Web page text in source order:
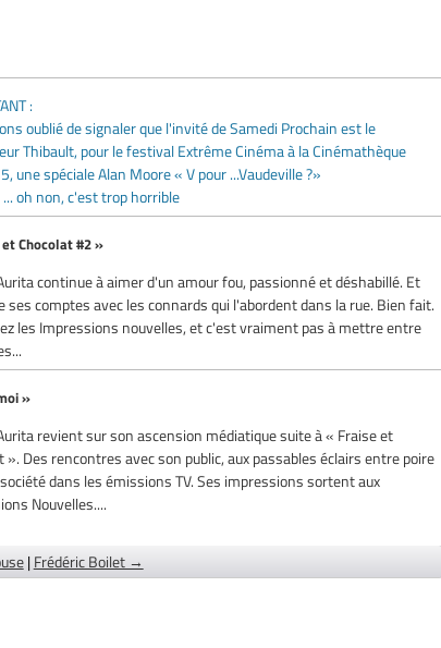
:
oublié de signaler que l'invité de Samedi Prochain est le
Thibault, pour le festival Extrême Cinéma à la Cinémathèque
une spéciale Alan Moore « V pour ...Vaudeville ?»
oh non, c'est trop horrible
Chocolat #2 »
continue à aimer d'un amour fou, passionné et déshabillé. Et
ses comptes avec les connards qui l'abordent dans la rue. Bien fait.
les Impressions nouvelles, et c'est vraiment pas à mettre entre
»
revient sur son ascension médiatique suite à « Fraise et
». Des rencontres avec son public, aux passables éclairs entre poire
dans les émissions TV. Ses impressions sortent aux
Nouvelles....
| Frédéric Boilet →